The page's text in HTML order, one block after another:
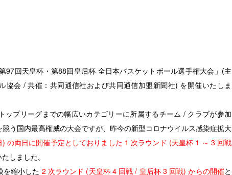
97回天皇杯・第88回皇后杯 全日本バスケットボール選手権大会」(主
協会 / 共催：共同通信社および共同通信加盟新聞社) を開催いたしま
プリーグまでの幅広いカテゴリーに所属するチーム / クラブが参加
う国内最高権威の大会ですが、昨今の新型コロナウイルス感染症拡大
の両日に開催予定としておりました 1 次ラウンド (天皇杯 1 ～ 3 回戦
しました。
を縮小した 2 次ラウンド (天皇杯 4 回戦 / 皇后杯 3 回戦) からの開催と